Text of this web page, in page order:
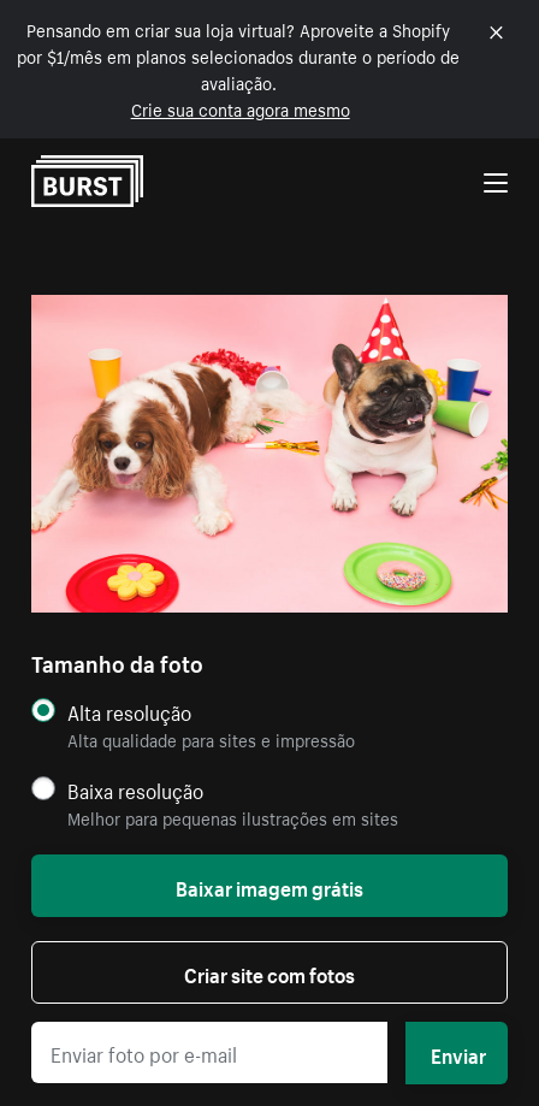
Pensando em criar sua loja virtual? Aproveite a Shopify
por $1/mês em planos selecionados durante o período de
avaliação.
Crie sua conta agora mesmo
Pular para o conteúdo
Tamanho da foto
Alta resolução
Alta qualidade para sites e impressão
Baixa resolução
Melhor para pequenas ilustrações em sites
Baixar imagem grátis
Criar site com fotos
Enviar